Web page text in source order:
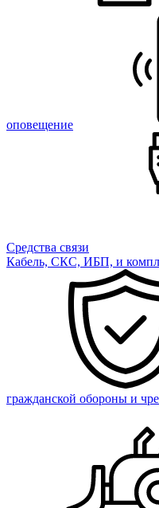
оповещение
Средства связи
Кабель, СКС, ИБП, и
гражданской обороны и